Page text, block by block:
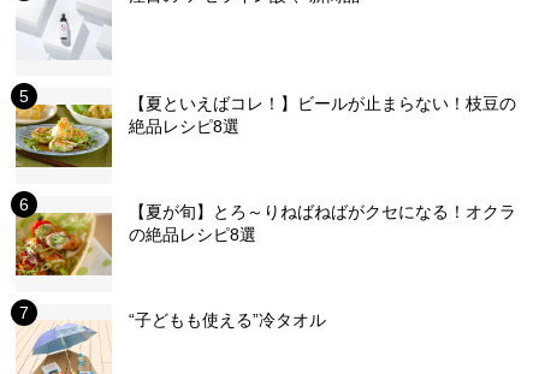
【夏といえばコレ！】ビールが止まらない！枝豆の
絶品レシピ8選
【夏が旬】とろ～りねばねばがクセになる！オクラ
の絶品レシピ8選
“子どもも使える”冷タオル